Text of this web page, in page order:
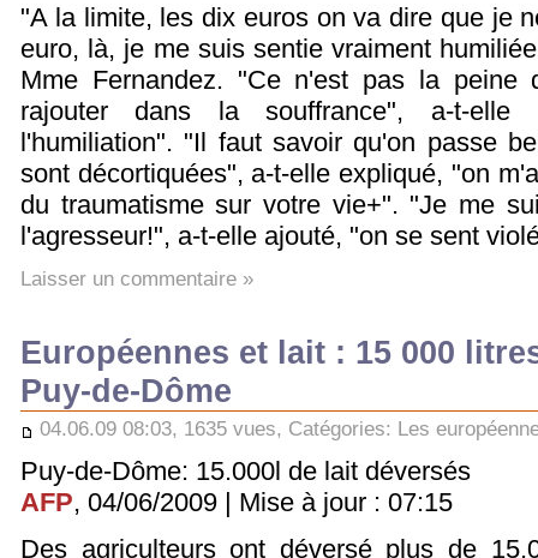
"A la limite, les dix euros on va dire que je
euro, là, je me suis sentie vraiment
Mme Fernandez. "Ce n'est pas la peine
rajouter dans la souffrance", a-t-elle
l'humiliation". "Il faut savoir qu'on passe
sont décortiquées", a-t-elle expliqué, "on
du traumatisme sur votre vie+". "Je me
l'agresseur!", a-t-elle ajouté, "on se sent
Laisser un commentaire »
Européennes et lait : 15 000
Puy-de-Dôme
04.06.09 08:03, 1635 vues, Catégories: Les
Puy-de-Dôme: 15.000l de lait déversés
AFP, 04/06/2009 | Mise à jour : 07:15
Des agriculteurs ont déversé plus de